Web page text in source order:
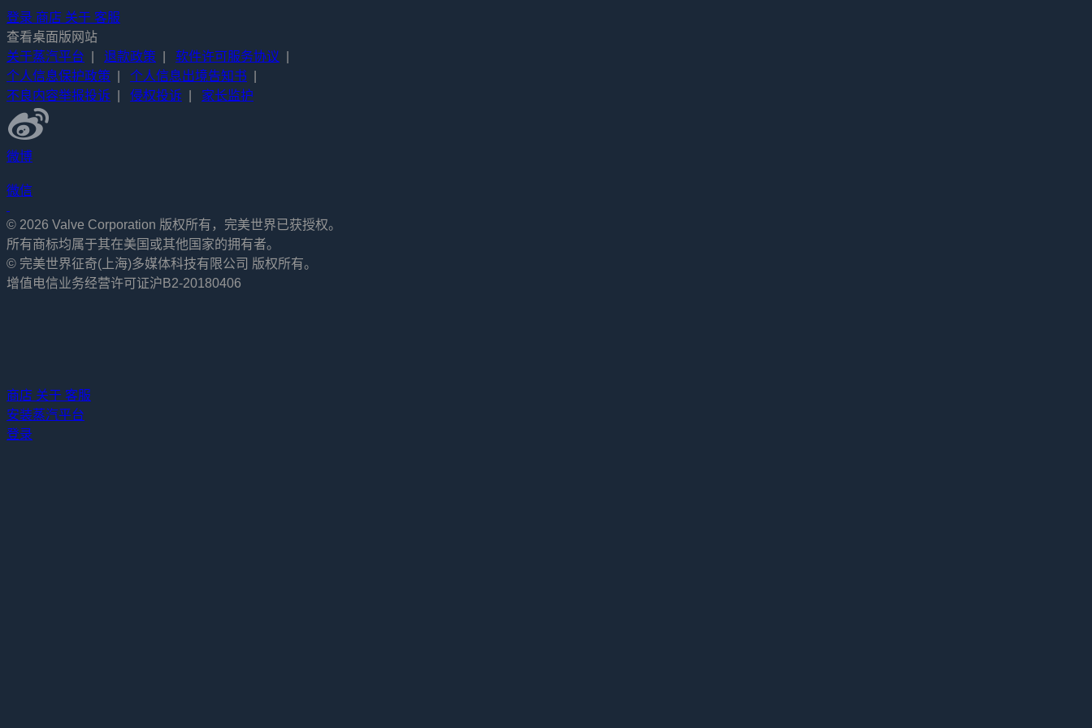
登录 商店 关于 客服
查看桌面版网站
关于蒸汽平台
退款政策 软件许可服务协议
个人信息保护政策
个人信息出境告知书
不良内容举报投诉
侵权投诉 家长监护
微博
微信
© 2026 Valve Corporation 版权所有，完美世界已获授权。
所有商标均属于其在美国或其他国家的拥有者。
© 完美世界征奇(上海)多媒体科技有限公司 版权所有。
增值电信业务经营许可证沪B2-20180406
商店 关于 客服
安装蒸汽平台
登录